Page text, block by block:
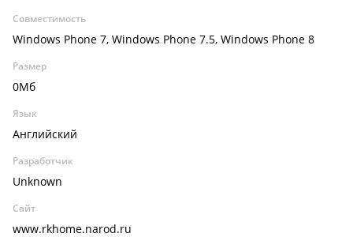
Совместимость
Windows Phone 7, Windows Phone 7.5, Windows Phone 8
Размер
0Мб
Язык
Английский
Разработчик
Unknown
Сайт
www.rkhome.narod.ru